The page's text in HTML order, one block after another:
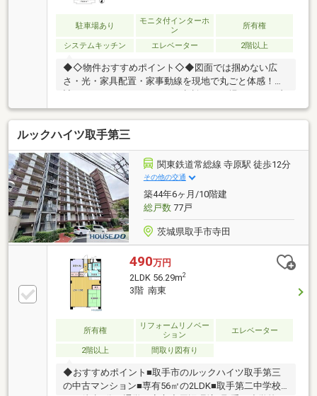
駐車場あり
モニタ付インターホ
ン
所有権
システムキッチン エレベーター 2階以上
◆◇物件おすすめポイント◇◆図面では掴めない広
さ・光・家具配置・家事動線を現地で丸ごと体感！家
見可能物件です(^^)/～◇安心の新耐震基準マンション♪
壁紙一部張替え済み！◆住みやすい3LDKの間取り
(*^^*)LDKは16帖以上と広々♪◇効率よくお料理がしや
すい！壁付L字型キッチン☆彡◆6帖の和室はキッズス
ペースにもぴったりです◎◇陽当たり良好な二面バル
コニーからは心地よい風が通り抜けます♪◆各居室ス
ッキリ！勿論全室収納つき◎〇● 頭金０円、諸費用込
み全額ローン可能 ●〇* 詳細は弊社スタッフまでお問
い合わせ下さいませ！
ルックハイツ取手第三
関東鉄道常総線 寺原駅 徒歩12分
その他の交通
築44年6ヶ月/10階建
総戸数77戸
茨城県取手市寺田
490万円
2LDK 56.29m2
3階 南東
所有権
リフォームリノベー
ション
エレベーター
2階以上 間取り図有り
◆おすすめポイント■取手市のルックハイツ取手第三
の中古マンション■専有56㎡の2LDK■取手第二中学校